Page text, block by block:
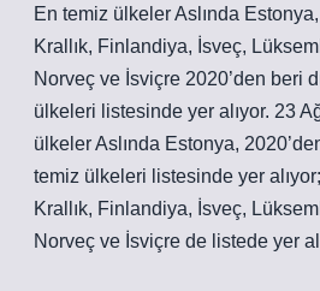
En temiz ülkeler Aslında
Krallık, Finlandiya, İsveç,
Norveç ve İsviçre 2020’den beri
ülkeleri listesinde yer alıyor. 23
ülkeler Aslında Estonya,
temiz ülkeleri listesinde yer
Krallık, Finlandiya, İsveç,
Norveç ve İsviçre de listede yer